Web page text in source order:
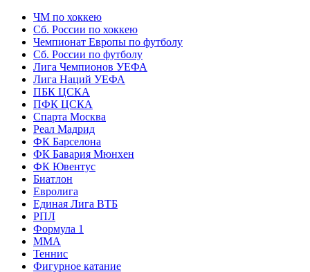
ЧМ по хоккею
Сб. России по хоккею
Чемпионат Европы по футболу
Сб. России по футболу
Лига Чемпионов УЕФА
Лига Наций УЕФА
ПБК ЦСКА
ПФК ЦСКА
Спарта Москва
Реал Мадрид
ФК Барселона
ФК Бавария Мюнхен
ФК Ювентус
Биатлон
Евролига
Единая Лига ВТБ
РПЛ
Формула 1
MMA
Теннис
Фигурное катание